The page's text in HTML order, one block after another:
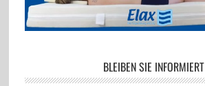
BLEIBEN SIE INFORMIERT